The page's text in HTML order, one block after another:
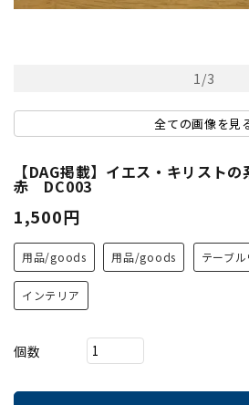
1/3
全ての画像を見
【DAG掲載】イエス・キリスト
赤 DC003
1,500円
用品/goods 用品/goods テーブ
インテリア
個数